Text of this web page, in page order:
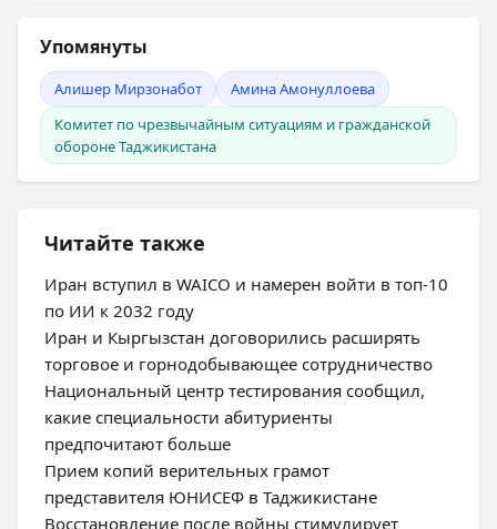
Упомянуты
Алишер Мирзонабот
Амина Амонуллоева
Комитет по чрезвычайным ситуациям и гражданской
обороне Таджикистана
Читайте также
Иран вступил в WAICO и намерен войти в топ-10
по ИИ к 2032 году
Иран и Кыргызстан договорились расширять
торговое и горнодобывающее сотрудничество
Национальный центр тестирования сообщил,
какие специальности абитуриенты
предпочитают больше
Прием копий верительных грамот
представителя ЮНИСЕФ в Таджикистане
Восстановление после войны стимулирует